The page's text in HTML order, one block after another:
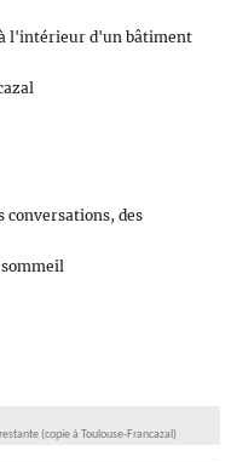
à l'intérieur d'un bâtiment
conversations, des
(copie à Toulouse-Francazal)